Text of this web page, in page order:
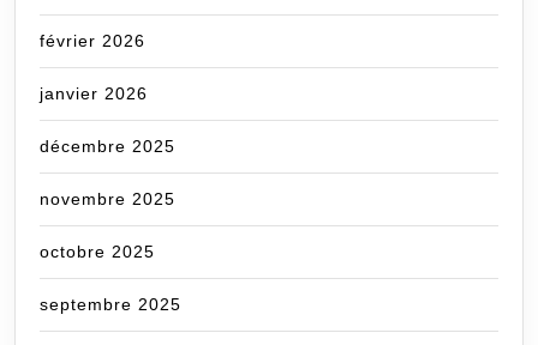
février 2026
janvier 2026
décembre 2025
novembre 2025
octobre 2025
septembre 2025